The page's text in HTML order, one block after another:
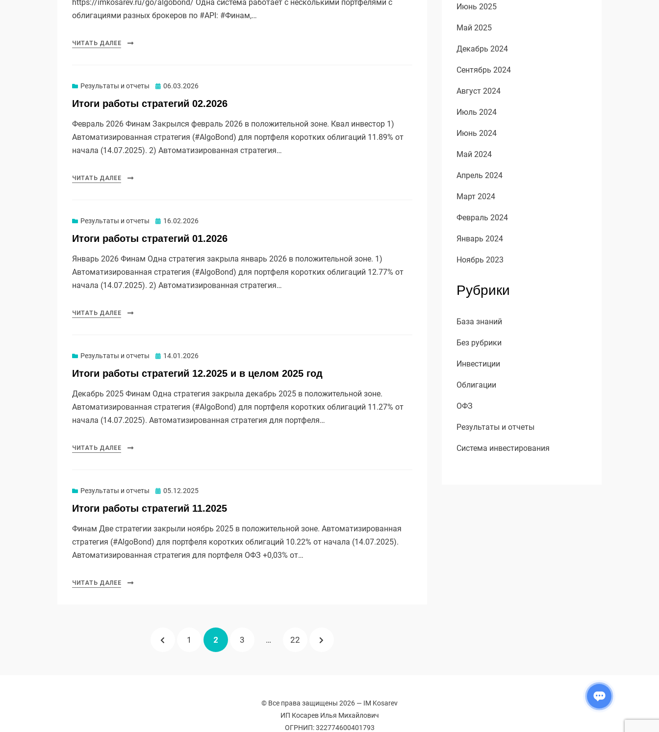
https://imkosarev.ru/go/algobond/ Одна система работает с несколькими портфелями с
облигациями разных брокеров по #API: #Финам,…
ЧИТАТЬ ДАЛЕЕ
Результаты и отчеты Опубликовано
06.03.2026
Итоги работы стратегий 02.2026
Февраль 2026 Финам Закрылся февраль 2026 в положительной зоне. Квал инвестор 1)
Автоматизированная стратегия (#AlgoBond) для портфеля коротких облигаций 11.89% от
начала (14.07.2025). 2) Автоматизированная стратегия…
ЧИТАТЬ ДАЛЕЕ
Результаты и отчеты Опубликовано
16.02.2026
Итоги работы стратегий 01.2026
Январь 2026 Финам Одна стратегия закрыла январь 2026 в положительной зоне. 1)
Автоматизированная стратегия (#AlgoBond) для портфеля коротких облигаций 12.77% от
начала (14.07.2025). 2) Автоматизированная стратегия…
ЧИТАТЬ ДАЛЕЕ
Результаты и отчеты Опубликовано
14.01.2026
Итоги работы стратегий 12.2025 и в целом 2025 год
Декабрь 2025 Финам Одна стратегия закрыла декабрь 2025 в положительной зоне.
Автоматизированная стратегия (#AlgoBond) для портфеля коротких облигаций 11.27% от
начала (14.07.2025). Автоматизированная стратегия для портфеля…
ЧИТАТЬ ДАЛЕЕ
Результаты и отчеты Опубликовано
05.12.2025
Итоги работы стратегий 11.2025
Финам Две стратегии закрыли ноябрь 2025 в положительной зоне. Автоматизированная
стратегия (#AlgoBond) для портфеля коротких облигаций 10.22% от начала (14.07.2025).
Автоматизированная стратегия для портфеля ОФЗ +0,03% от…
ЧИТАТЬ ДАЛЕЕ
ПРЕДЫДУЩАЯ
СТРАНИЦА
1 СТРАНИЦА
2 СТРАНИЦА
3 … СТРАНИЦА
22 СЛЕДУЮЩАЯ
Июнь 2025
Май 2025
Декабрь 2024
Сентябрь 2024
Август 2024
Июль 2024
Июнь 2024
Май 2024
Апрель 2024
Март 2024
Февраль 2024
Январь 2024
Ноябрь 2023
Рубрики
База знаний
Без рубрики
Инвестиции
Облигации
ОФЗ
Результаты и отчеты
Система инвестирования
© Все права защищены 2026 — IM Kosarev
ИП Косарев Илья Михайлович
ОГРНИП: 322774600401793